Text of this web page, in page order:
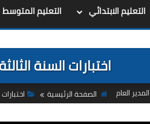
الرئيسية
التعليم الابتدائي التعليم المتوسط
اختبارات السنة
المدير العام الصفحة الرئيسية اختبارات 3 متوسط